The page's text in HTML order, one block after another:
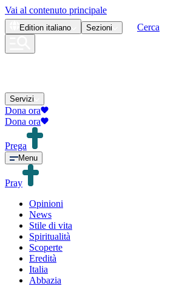
Vai al contenuto principale
Edition italiano Sezioni Cerca
Servizi
Dona ora
Dona ora
Prega
Menu
Pray
Opinioni
News
Stile di vita
Spiritualità
Scoperte
Eredità
Italia
Abbazia